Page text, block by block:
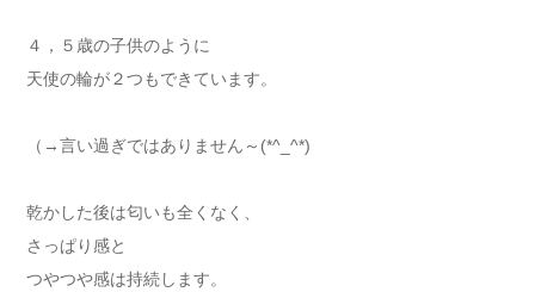
４，５歳の子供のように
天使の輪が２つもできています。
（→言い過ぎではありません～(*^_^*)
乾かした後は匂いも全くなく、
さっぱり感と
つやつや感は持続します。